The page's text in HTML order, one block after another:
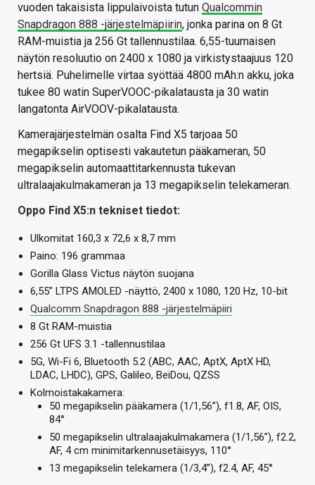
vuoden takaisista lippulaivoista tutun Qualcommin
Snapdragon 888 -järjestelmäpiirin, jonka parina on 8 Gt
RAM-muistia ja 256 Gt tallennustilaa. 6,55-tuumaisen
näytön resoluutio on 2400 x 1080 ja virkistystaajuus 120
hertsiä. Puhelimelle virtaa syöttää 4800 mAh:n akku, joka
tukee 80 watin SuperVOOC-pikalatausta ja 30 watin
langatonta AirVOOV-pikalatausta.
Kamerajärjestelmän osalta Find X5 tarjoaa 50
megapikselin optisesti vakautetun pääkameran, 50
megapikselin automaattitarkennusta tukevan
ultralaajakulmakameran ja 13 megapikselin telekameran.
Oppo Find X5:n tekniset tiedot:
Ulkomitat 160,3 x 72,6 x 8,7 mm
Paino: 196 grammaa
Gorilla Glass Victus näytön suojana
6,55” LTPS AMOLED -näyttö, 2400 x 1080, 120 Hz, 10-bit
Qualcomm Snapdragon 888 -järjestelmäpiiri
8 Gt RAM-muistia
256 Gt UFS 3.1 -tallennustilaa
5G, Wi-Fi 6, Bluetooth 5.2 (ABC, AAC, AptX, AptX HD,
LDAC, LHDC), GPS, Galileo, BeiDou, QZSS
Kolmoistakakamera:
50 megapikselin pääkamera (1/1,56”), f1.8, AF, OIS,
84°
50 megapikselin ultralaajakulmakamera (1/1,56”), f2.2,
AF, 4 cm minimitarkennusetäisyys, 110°
13 megapikselin telekamera (1/3,4”), f2.4, AF, 45°